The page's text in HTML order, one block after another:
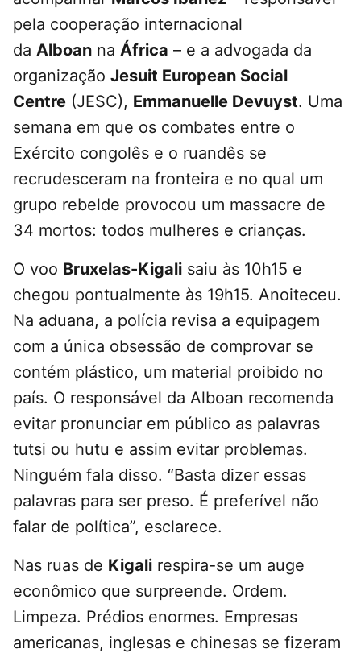
pela cooperação internacional
da Alboan na África – e a advogada da
organização Jesuit European Social
Centre (JESC), Emmanuelle Devuyst. Uma
semana em que os combates entre o
Exército congolês e o ruandês se
recrudesceram na fronteira e no qual um
grupo rebelde provocou um massacre de
34 mortos: todos mulheres e crianças.
O voo Bruxelas-Kigali saiu às 10h15 e
chegou pontualmente às 19h15. Anoiteceu.
Na aduana, a polícia revisa a equipagem
com a única obsessão de comprovar se
contém plástico, um material proibido no
país. O responsável da Alboan recomenda
evitar pronunciar em público as palavras
tutsi ou hutu e assim evitar problemas.
Ninguém fala disso. “Basta dizer essas
palavras para ser preso. É preferível não
falar de política”, esclarece.
Nas ruas de Kigali respira-se um auge
econômico que surpreende. Ordem.
Limpeza. Prédios enormes. Empresas
americanas, inglesas e chinesas se fizeram